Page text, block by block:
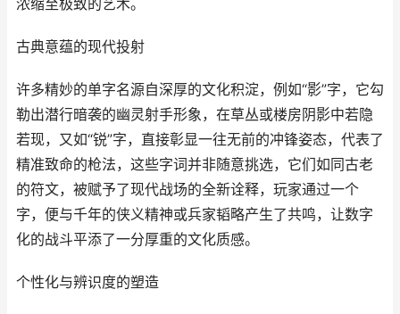
浓缩至极致的艺术。
古典意蕴的现代投射
许多精妙的单字名源自深厚的文化积淀，例如“影”字，它勾
勒出潜行暗袭的幽灵射手形象，在草丛或楼房阴影中若隐
若现，又如“锐”字，直接彰显一往无前的冲锋姿态，代表了
精准致命的枪法，这些字词并非随意挑选，它们如同古老
的符文，被赋予了现代战场的全新诠释，玩家通过一个
字，便与千年的侠义精神或兵家韬略产生了共鸣，让数字
化的战斗平添了一分厚重的文化质感。
个性化与辨识度的塑造